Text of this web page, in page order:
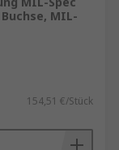
MIL-
154,51 €/Stück